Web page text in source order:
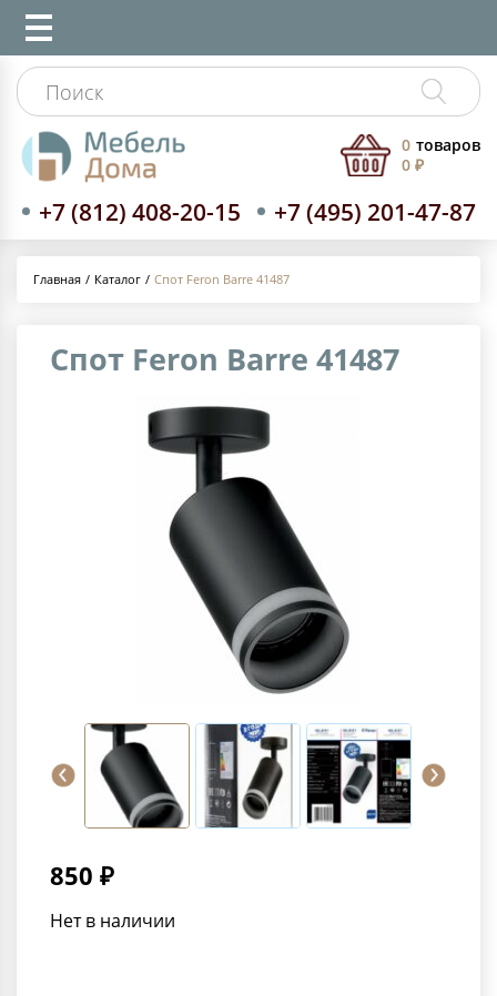
+7 (812) 408-20-15 +7 (495) 201-47-87
0 товаров
0 ₽
Главная Каталог Спот Feron Barre 41487
Спот Feron Barre 41487
850 ₽
Нет в наличии